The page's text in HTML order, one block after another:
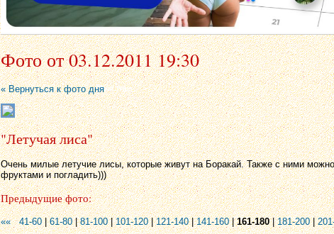
Фото от 03.12.2011 19:30
« Вернуться к фото дня
"Летучая лиса"
Очень милые летучие лисы, которые живут на Боракай. Также с ними
фруктами и погладить)))
Предыдущие фото:
«« 41-60|61-80|81-100|101-120|121-140|141-160|161-180|181-200|